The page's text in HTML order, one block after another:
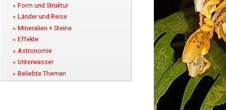
Form und Struktur
Länder und Reise
Mineralien + Steine
Effekte
Astronomie
Unterwasser
Beliebte Themen